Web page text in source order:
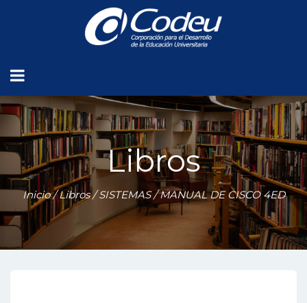
Libros
Inicio/Libros/SISTEMAS/ MANUAL DE CISCO 4ED